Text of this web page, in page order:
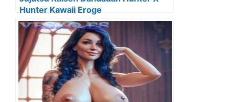
Hunter Kawaii Eroge